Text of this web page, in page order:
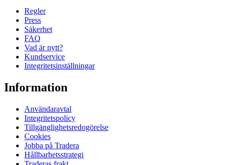
Regler
Press
Säkerhet
FAQ
Vad är nytt?
Kundservice
Integritetsinställningar
Information
Användaravtal
Integritetspolicy
Tillgänglighetsredogörelse
Cookies
Jobba på Tradera
Hållbarhetsstrategi